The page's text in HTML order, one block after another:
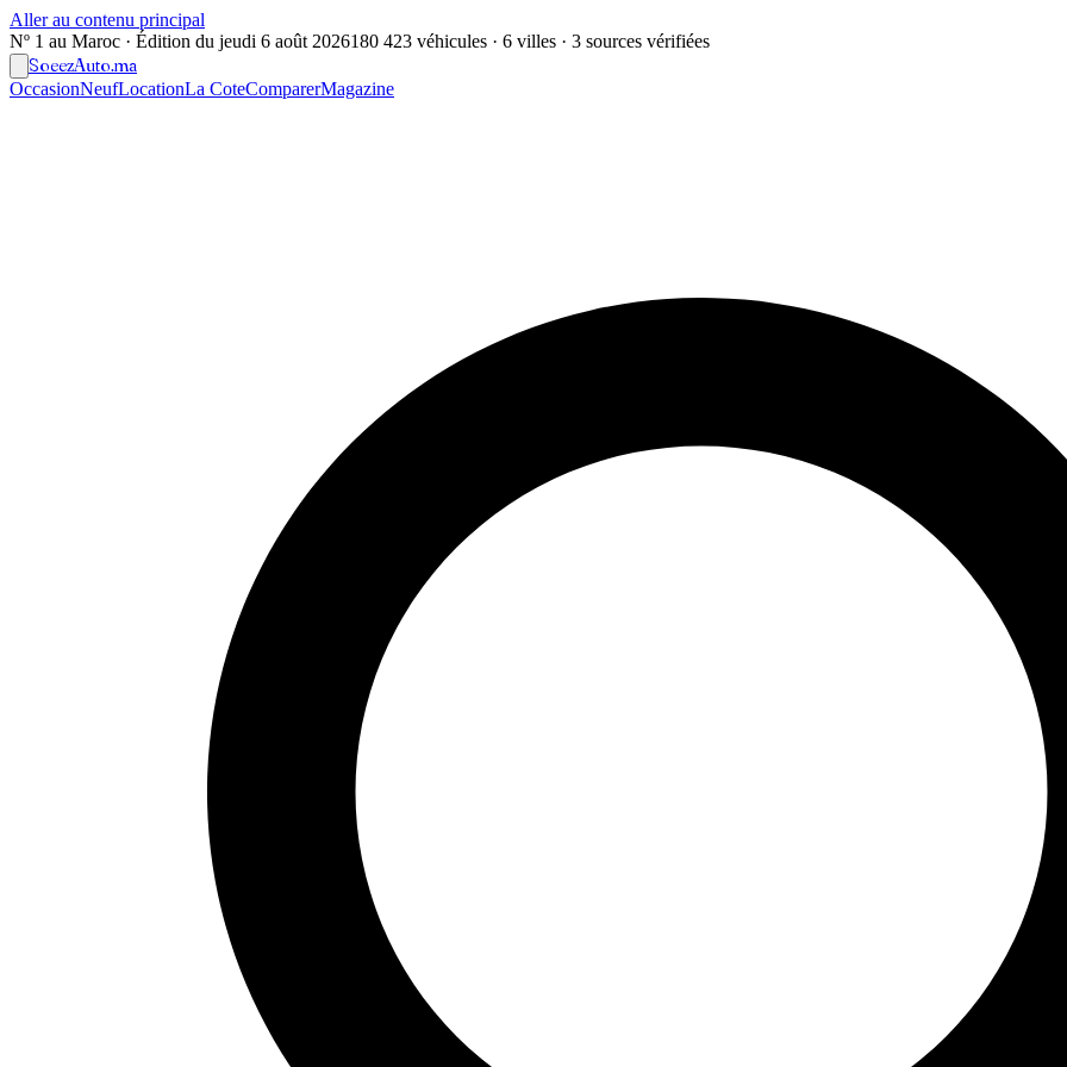
Aller au contenu principal
Nº 1 au Maroc · Édition du jeudi 6 août 2026180 423 véhicules · 6 villes · 3 sources vérifiées
SoeezAuto.ma
OccasionNeufLocationLa CoteComparerMagazine